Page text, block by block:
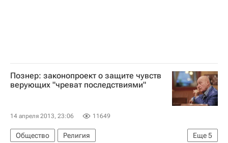
Познер: законопроект о защите чувств
верующих "чреват последствиями"
14 апреля 2013, 23:06 11649
Еще5
Общество
Религия